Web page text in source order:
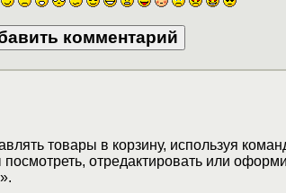
товары в корзину, используя
отредактировать или